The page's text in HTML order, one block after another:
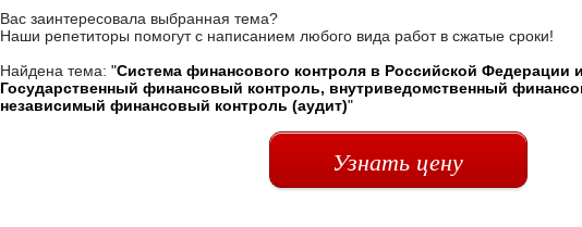
Вас заинтересовала выбранная тема?
Наши репетиторы помогут с написанием любого вида работ в сжатые сроки!
Найдена тема: "Система финансового контроля в Российской Федерации
Государственный финансовый контроль, внутриведомственный
независимый финансовый контроль (аудит)"
Узнать цену